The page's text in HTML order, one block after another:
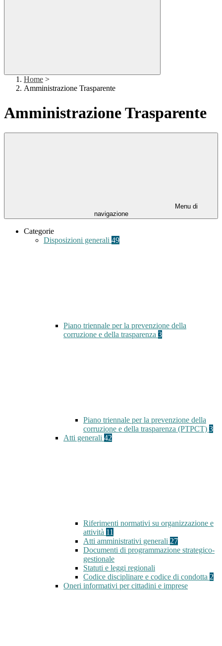
Home >
Amministrazione Trasparente
Amministrazione Trasparente
Menu di
navigazione
Categorie
Disposizioni generali 49
Piano triennale per la prevenzione della
corruzione e della trasparenza 3
Piano triennale per la prevenzione della
corruzione e della trasparenza (PTPCT) 3
Atti generali 42
Riferimenti normativi su organizzazione e
attività 11
Atti amministrativi generali 27
Documenti di programmazione strategico-
gestionale
Statuti e leggi regionali
Codice disciplinare e codice di condotta 2
Oneri informativi per cittadini e imprese